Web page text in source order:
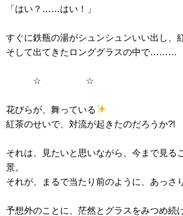
「はい？……はい！」
すぐに鉄瓶の湯がシュンシュンいい出し、
そして出てきたロンググラスの中で………
☆ ☆
花びらが、舞っている
紅茶のせいで、対流が起きたのだろうか?!
それは、見たいと思いながら、今まで見る
景。
それが、まるで当たり前のように、あっ
予想外のことに、茫然とグラスをみつめ続